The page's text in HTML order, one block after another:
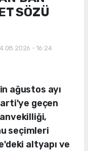
SÖZÜ
- 16:24
ağustos ayı
geçen
seçimleri
altyapı ve